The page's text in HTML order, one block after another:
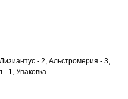
- 2, Альстромерия - 3,
- 1, Упаковка